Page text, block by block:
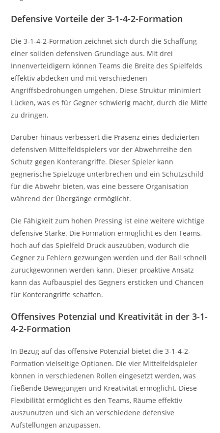
Defensive Vorteile der 3-1-4-2-Formation
Die 3-1-4-2-Formation zeichnet sich durch die Schaffung
einer soliden defensiven Grundlage aus. Mit drei
Innenverteidigern können Teams die Breite des Spielfelds
effektiv abdecken und mit verschiedenen
Angriffsbedrohungen umgehen. Diese Struktur minimiert
Lücken, was es für Gegner schwierig macht, durch die Mitte
zu dringen.
Darüber hinaus verbessert die Präsenz eines dedizierten
defensiven Mittelfeldspielers vor der Abwehrreihe den
Schutz gegen Konterangriffe. Dieser Spieler kann
gegnerische Spielzüge unterbrechen und ein Schutzschild
für die Abwehr bieten, was eine bessere Organisation
während der Übergänge ermöglicht.
Die Fähigkeit zum hohen Pressing ist eine weitere wichtige
defensive Stärke. Die Formation ermöglicht es den Teams,
hoch auf das Spielfeld Druck auszuüben, wodurch die
Gegner zu Fehlern gezwungen werden und der Ball schnell
zurückgewonnen werden kann. Dieser proaktive Ansatz
kann das Aufbauspiel des Gegners ersticken und Chancen
für Konterangriffe schaffen.
Offensives Potenzial und Kreativität in der 3-1-
4-2-Formation
In Bezug auf das offensive Potenzial bietet die 3-1-4-2-
Formation vielseitige Optionen. Die vier Mittelfeldspieler
können in verschiedenen Rollen eingesetzt werden, was
fließende Bewegungen und Kreativität ermöglicht. Diese
Flexibilität ermöglicht es den Teams, Räume effektiv
auszunutzen und sich an verschiedene defensive
Aufstellungen anzupassen.